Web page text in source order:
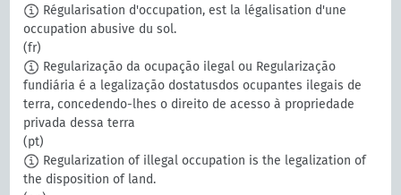
Régularisation d'occupation, est la légalisation d'une
occupation abusive du sol.
(fr)
Regularização da ocupação ilegal ou Regularização
fundiária é a legalização dostatusdos ocupantes ilegais de
terra, concedendo-lhes o direito de acesso à propriedade
privada dessa terra
(pt)
Regularization of illegal occupation is the legalization of
the disposition of land.